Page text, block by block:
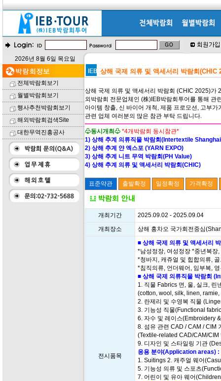
2026년 8월 6일 목요일
전체박람회보기
월별박람회보기
행사추천박람회보기
해외박람회검색Site
대한무역진흥공사
상해 국제 의류 및 액세서리 박람회(CHIC
상해 국제 의류 및 액세서리 박람회 (CHIC 2025)가
외박람회 전문업체인 (株)IEB박람회투어를 통해 관
아이템 창출, 신 바이어 개척, 제품 프로모션, 고부
관련 업체 여러분의 많은 참관 부탁 드립니다.
♧동시개최♧ *4개박람회 동시참관*
1) 상해 추계 의류직물 박람회(Intertextile
2) 상해 추계 얀 엑스포 (YARN EXPO)
3) 상해 추계 니트 무역 박람회(PH Value)
4) 상해 추계 의류 및 액세서리 박람회(CHIC)
개최기간
2025.09.02 - 2025.09.04
개최장소
상해 홍차오 국가회전중심
전시품목
■ 상해 국제 의류 및 액세서리
*남성정장, 여성정장 *중년복장
*청바지, 캐쥬얼 및 힙합의류,
*침직의류, 언더웨어, 임부복,
■ 상해 국제 의류직물 박람회
1. 직물 Fabrics 면, 울, 실크, 린
(cotton, wool, silk, linen,
2. 란제리 및 수영복 직물
3. 기능성 직물(Functional
6. 자수 및 레이스(Embroidery
8. 섬유 관련 CAD / CAM / CIM
(Textile-related CAD/CAM/CIM
9. 디자인 및 스타일링 기관
응용 분야(Application areas) :
1. Suitings 2. 캐주얼 웨어
5. 기능성 의류 및 스포츠
7. 어린이 및 유아 웨어